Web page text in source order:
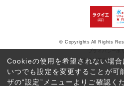
Cookieの使用を希望されない場
いつでも設定を変更することが可
ザの“設定”メニューよりご確認く
反社会的勢力に対す
© Copyrights All Rights